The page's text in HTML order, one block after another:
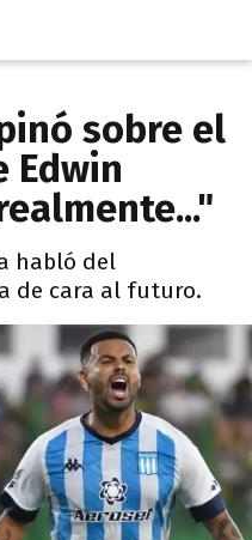
sobre el
Edwin
habló del
de cara al futuro.